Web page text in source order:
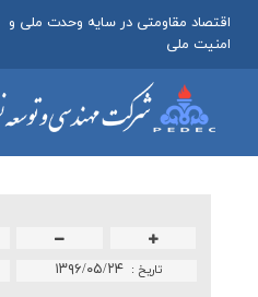
اقتصاد مقاومتی در سایه وحدت ملی و
امنیت ملی
تاريخ : ۱۳۹۶/۰۵/۲۴